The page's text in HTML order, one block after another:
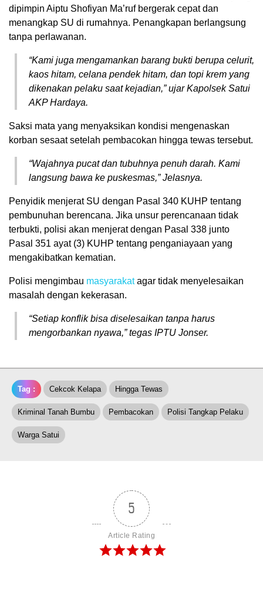
dipimpin Aiptu Shofiyan Ma’ruf bergerak cepat dan
menangkap SU di rumahnya. Penangkapan berlangsung
tanpa perlawanan.
“Kami juga mengamankan barang bukti berupa celurit,
kaos hitam, celana pendek hitam, dan topi krem yang
dikenakan pelaku saat kejadian,”ujar Kapolsek Satui
AKP Hardaya.
Saksi mata yang menyaksikan kondisi mengenaskan
korban sesaat setelah pembacokan hingga tewas tersebut.
“Wajahnya pucat dan tubuhnya penuh darah. Kami
langsung bawa ke puskesmas,”Jelasnya.
Penyidik menjerat SU dengan Pasal 340 KUHP tentang
pembunuhan berencana. Jika unsur perencanaan tidak
terbukti, polisi akan menjerat dengan Pasal 338 junto
Pasal 351 ayat (3) KUHP tentang penganiayaan yang
mengakibatkan kematian.
Polisi mengimbau masyarakatagar tidak menyelesaikan
masalah dengan kekerasan.
“Setiap konflik bisa diselesaikan tanpa harus
mengorbankan nyawa,”tegas IPTU Jonser.
Tag : Cekcok Kelapa Hingga Tewas
Kriminal Tanah Bumbu Pembacokan Polisi Tangkap Pelaku
Warga Satui
5
Article Rating